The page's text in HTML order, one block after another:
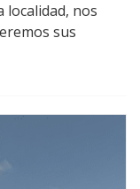
localidad, nos
sus